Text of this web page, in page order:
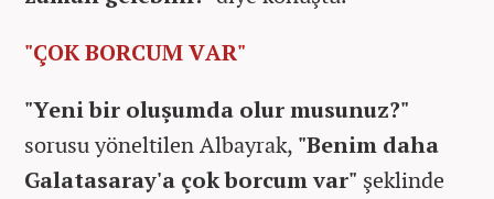
"ÇOK BORCUM VAR"
"Yeni bir oluşumda olur musunuz?"
sorusu yöneltilen Albayrak, "Benim daha
Galatasaray'a çok borcum var" şeklinde